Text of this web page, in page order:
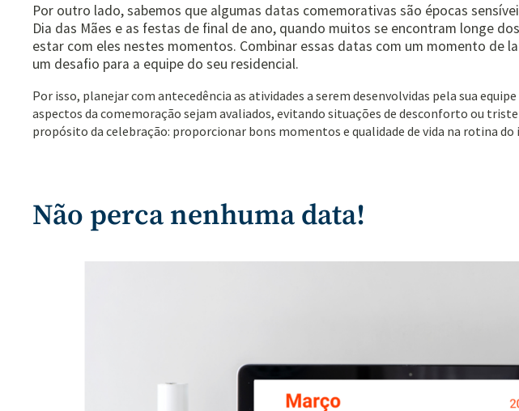
Por outro lado, sabemos que algumas datas comemorativas são épocas
Dia das Mães e as festas de final de ano, quando muitos se encontram longe
estar com eles nestes momentos. Combinar essas datas com um momento de
um desafio para a equipe do seu residencial.
Por isso, planejar com antecedência as atividades a serem desenvolvidas pela sua
aspectos da comemoração sejam avaliados, evitando situações de desconforto ou
propósito da celebração: proporcionar bons momentos e qualidade de vida na rotina do
Não perca nenhuma data!